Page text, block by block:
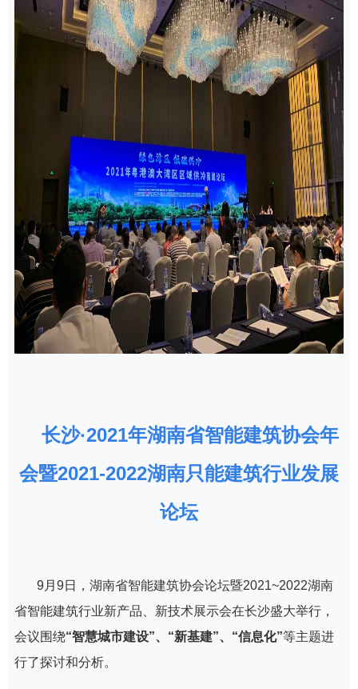
长沙·2021年湖南省智能建筑协会年
会暨2021-2022湖南只能建筑行业发展
论坛
9月9日，湖南省智能建筑协会论坛暨2021~2022湖南
省智能建筑行业新产品、新技术展示会在长沙盛大举行，
会议围绕“智慧城市建设”、“新基建”、“信息化”等主题进
行了探讨和分析。